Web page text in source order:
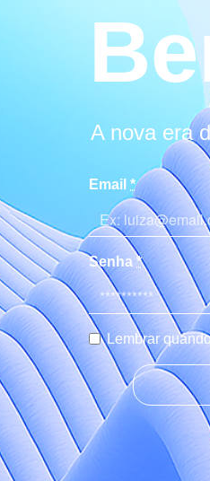
A nova era
Email *
Senha *
Lembrar